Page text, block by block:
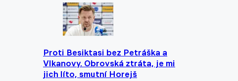
Proti Besiktasi bez Petráška a
Vlkanovy. Obrovská ztráta, je mi
jich líto, smutní Horejš